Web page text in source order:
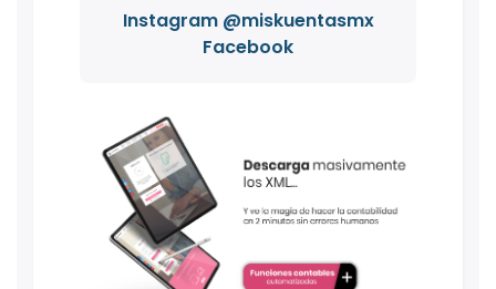
Instagram @miskuentasmx
Facebook